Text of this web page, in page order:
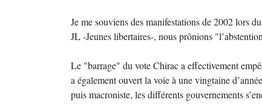
Je me souviens des manifestations de 2002 lors
JL -Jeunes libertaires-, nous prônions
Le "barrage" du vote Chirac a effectivement
a également ouvert la voie à une vingtaine
puis macroniste, les différents gouvernements